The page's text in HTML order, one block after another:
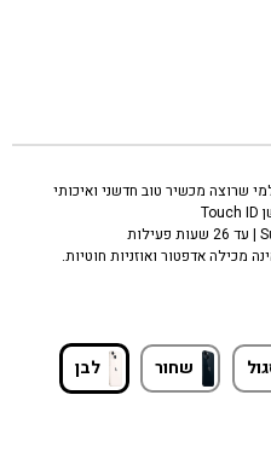
שרוצה מכשיר טוב חדשני ואיכותי
מכילה אדפטור ואוזניות חוטיות.
שחור לבן